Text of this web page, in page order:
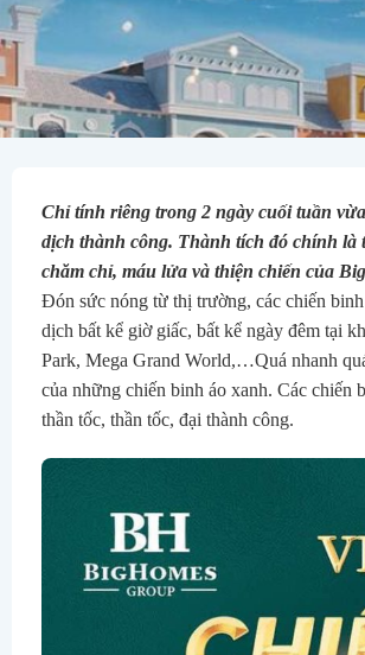
Chỉ tính riêng trong 2 ngày cuối tuần
dịch thành công. Thành tích đó chính
chăm chỉ, máu lửa và thiện chiến của
Đón sức nóng từ thị trường, các chiến
dịch bất kể giờ giấc, bất kể ngày đêm tại
Park, Mega Grand World,…Quá nhanh
của những chiến binh áo xanh. Các chiến
thần tốc, thần tốc, đại thành công.